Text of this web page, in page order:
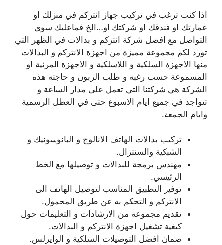
اذا كنت ترغب في تركيب جهاز انتركم في منزلك او
عمارتك او فندقك او شركتك او…الخ فماعليك سوى
التواصل مع افضل شركة انتركم و بدالات في الظهر التي
تورد لكم مجموعة مميزة من اجهزة الانتركم و البدالات
منها الاجهزة السلكية و اللاسلكية و الاجهزة المرئية او
المسموعة حسب رغبة و طلب الزبون و حاجته هذه
الشركة هي شركتنا التي تعمل على مدار الساعة و
تتواجد في جميع ايام الاسبوع حتى في العطل الرسمية
وايام الجمعة.
تركيب بدالات الهاتف الانالوج و البانوسونيك و
الشبكية والسنترال.
مهندس برمجة للبدالات و توصيلها مع الخط
الرئيسي.
توفير التطبيق المناسب لتوصيل الهاتف الى
الانتركم و التحكم به عن طريق المحمول.
تقديم مجموعة من الارشادات و التعليمات حول
كيغية تشغيل اجهزة الانتركم و البدالات.
ضمان افضل التوصيلات السلكية و الوايرلس.